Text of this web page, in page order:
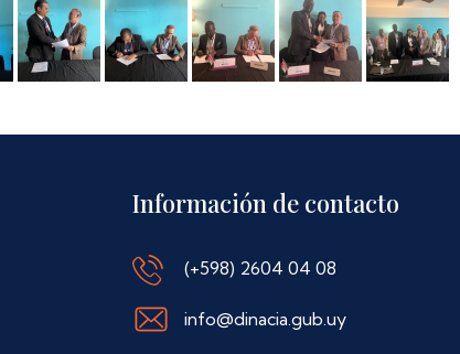
Información de contacto
(+598) 2604 04 08
info@dinacia.gub.uy